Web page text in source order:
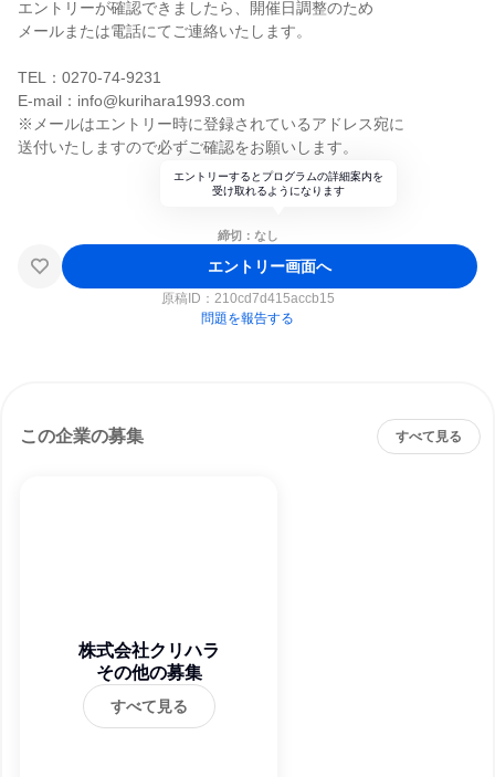
エントリーが確認できましたら、開催日調整のため
メールまたは電話にてご連絡いたします。
TEL：0270-74-9231
E-mail：info@kurihara1993.com
※メールはエントリー時に登録されているアドレス宛に
送付いたしますので必ずご確認をお願いします。
エントリーするとプログラムの詳細案内を
受け取れるようになります
締切：なし
エントリー画面へ
原稿ID： 210cd7d415accb15
問題を報告する
この企業の募集 すべて見る
株式会社クリハラ
その他の募集
すべて見る